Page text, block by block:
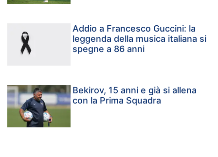
Addio a Francesco Guccini: la
leggenda della musica italiana si
spegne a 86 anni
Bekirov, 15 anni e già si allena
con la Prima Squadra